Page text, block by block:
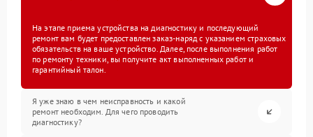
На этапе приема устройства на диагностику и последующий
ремонт вам будет предоставлен заказ-наряд с указанием страховых
обязательств на ваше устройство. Далее, после выполнения работ
по ремонту техники, вы получите акт выполненных работ и
гарантийный талон.
Я уже знаю в чем неисправность и какой
ремонт необходим. Для чего проводить
диагностику?